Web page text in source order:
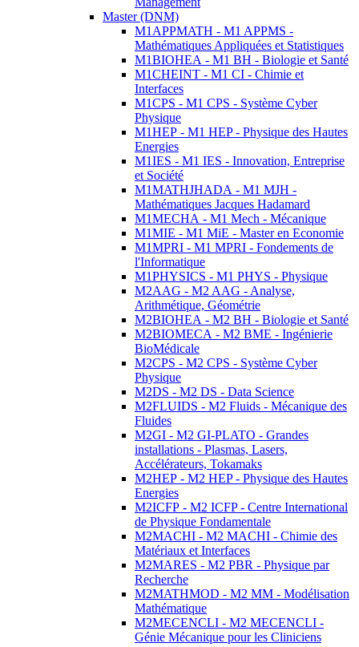
Master (DNM)
M1APPMATH - M1 APPMS -
Mathématiques Appliquées et Statistiques
M1BIOHEA - M1 BH - Biologie et Santé
M1CHEINT - M1 CI - Chimie et
Interfaces
M1CPS - M1 CPS - Système Cyber
Physique
M1HEP - M1 HEP - Physique des Hautes
Energies
M1IES - M1 IES - Innovation, Entreprise
et Société
M1MATHJHADA - M1 MJH -
Mathématiques Jacques Hadamard
M1MECHA - M1 Mech - Mécanique
M1MIE - M1 MiE - Master en Economie
M1MPRI - M1 MPRI - Fondements de
l'Informatique
M1PHYSICS - M1 PHYS - Physique
M2AAG - M2 AAG - Analyse,
Arithmétique, Géométrie
M2BIOHEA - M2 BH - Biologie et Santé
M2BIOMECA - M2 BME - Ingénierie
BioMédicale
M2CPS - M2 CPS - Système Cyber
Physique
M2DS - M2 DS - Data Science
M2FLUIDS - M2 Fluids - Mécanique des
Fluides
M2GI - M2 GI-PLATO - Grandes
installations - Plasmas, Lasers,
Accélérateurs, Tokamaks
M2HEP - M2 HEP - Physique des Hautes
Energies
M2ICFP - M2 ICFP - Centre International
de Physique Fondamentale
M2MACHI - M2 MACHI - Chimie des
Matériaux et Interfaces
M2MARES - M2 PBR - Physique par
Recherche
M2MATHMOD - M2 MM - Modélisation
Mathématique
M2MECENCLI - M2 MECENCLI -
Génie Mécanique pour les Cliniciens